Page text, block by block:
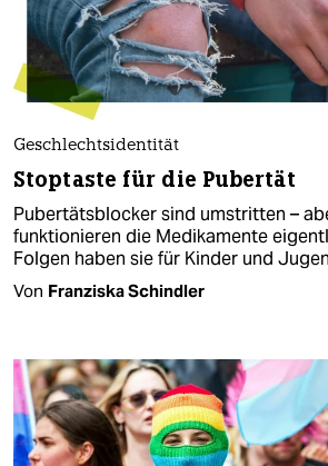
Geschlechtsidentität
Stoptaste für die Pubertät
Pubertätsblocker sind umstritten –
funktionieren die Medikamente
Folgen haben sie für Kinder und
Von Franziska Schindler